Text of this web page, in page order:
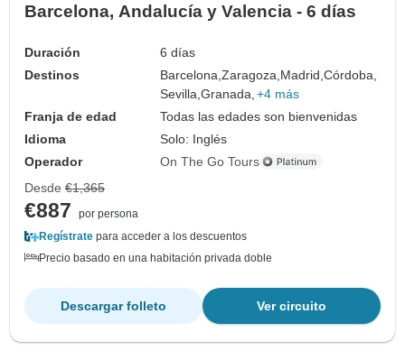
Barcelona, Andalucía y Valencia - 6 días
Duración
6 días
Destinos
Barcelona,Zaragoza, Madrid,Córdoba,
Sevilla,Granada, +4 más
Franja de edad
Todas las edades son bienvenidas
Idioma
Solo: Inglés
Operador
On The Go Tours
Desde €1,365
€887
por persona
Regístrate para acceder a los descuentos
Precio basado en una habitación privada doble
Ver circuito
Descargar folleto